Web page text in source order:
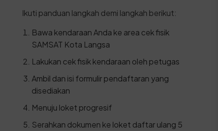
Ikuti panduan langkah demi langkah berikut:
Bawa kendaraan Anda ke area cek fisik
SAMSAT Kota Langsa
Lakukan cek fisik kendaraan oleh petugas
Ambil dan isi formulir pendaftaran yang
disediakan
Menuju loket progresif
Serahkan dokumen ke loket daftar ulang 5